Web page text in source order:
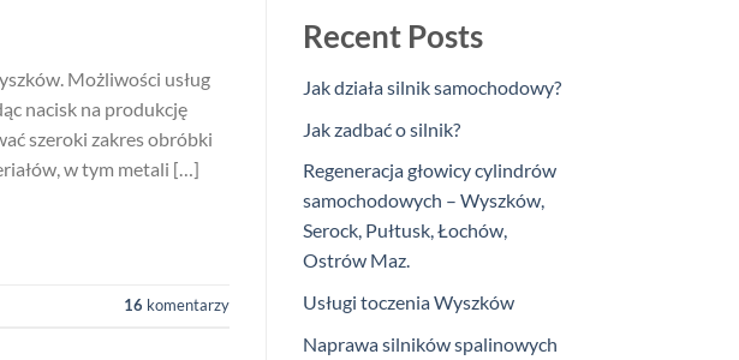
Możliwości usług
nacisk na produkcję
szeroki zakres obróbki
w tym metali […]
16 komentarzy
Recent Posts
Jak działa silnik samochodowy?
Jak zadbać o silnik?
Regeneracja głowicy cylindrów
samochodowych – Wyszków,
Serock, Pułtusk, Łochów,
Ostrów Maz.
Usługi toczenia Wyszków
Naprawa silników spalinowych